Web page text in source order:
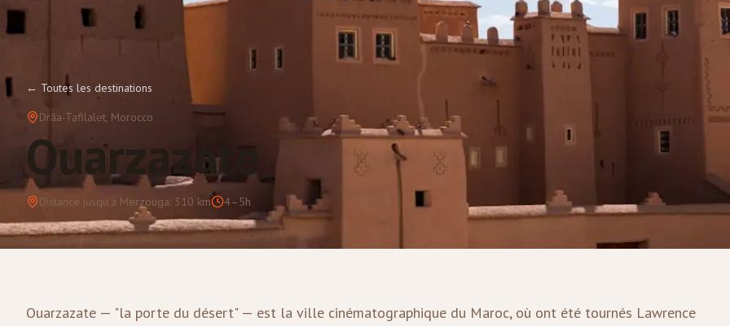
← Toutes les destinations
Drâa-Tafilalet, Morocco
Ouarzazate
Distance jusqu'à Merzouga: 310 km 4–5h
Ouarzazate — "la porte du désert" — est la ville cinématographique du Maroc, où ont été tournés Lawrence